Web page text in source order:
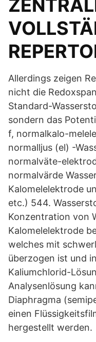
Allerdings zeigen
nicht die
Standard-
sondern das
f, normalkalo-
normalljus (el) -
normalväte-
normalvärde
Kalomelelektrode
etc.) 544.
Konzentration von
Kalomelelektrode
welches mit
überzogen ist und
Kaliumchlorid-
Analysenlösung
Diaphragma
einen
hergestellt werden.